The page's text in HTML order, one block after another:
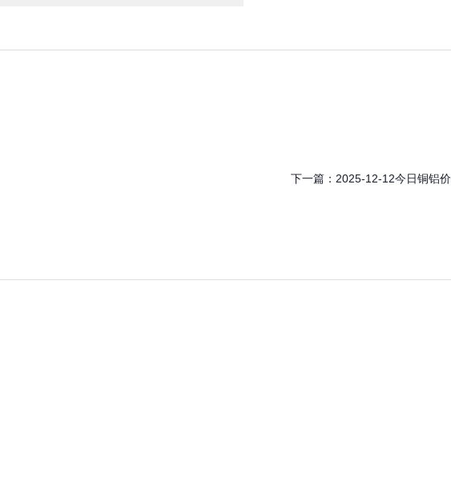
下一篇： 2025-12-12今日铜铝价